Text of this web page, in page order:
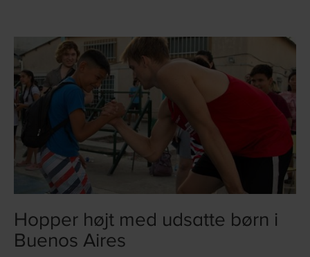
Hopper højt med udsatte børn i
Buenos Aires